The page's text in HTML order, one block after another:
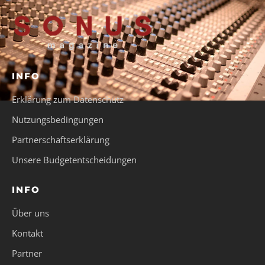
INFO
Erklärung zum Datenschutz
Nutzungsbedingungen
Partnerschaftserklärung
Unsere Budgetentscheidungen
INFO
Über uns
Kontakt
Partner